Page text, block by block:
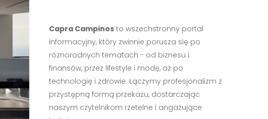
Capra Campinosto wszechstronny portal
informacyjny, który zwinnie porusza się po
różnorodnych tematach - od biznesu i
finansów, przez lifestyle i modę, aż po
technologię i zdrowie. Łączymy profesjonalizm z
przystępną formą przekazu, dostarczając
naszym czytelnikom rzetelne i angażujące